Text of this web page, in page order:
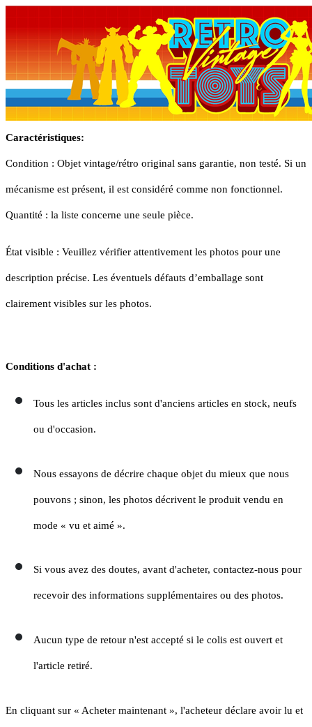
Caractéristiques:
Condition : Objet vintage/rétro original sans garantie, non testé. Si un
mécanisme est présent, il est considéré comme non fonctionnel.
Quantité : la liste concerne une seule pièce.
État visible : Veuillez vérifier attentivement les photos pour une
description précise. Les éventuels défauts d’emballage sont
clairement visibles sur les photos.
Conditions d'achat :
Tous les articles inclus sont d'anciens articles en stock, neufs
ou d'occasion.
Nous essayons de décrire chaque objet du mieux que nous
pouvons ; sinon, les photos décrivent le produit vendu en
mode « vu et aimé ».
Si vous avez des doutes, avant d'acheter, contactez-nous pour
recevoir des informations supplémentaires ou des photos.
Aucun type de retour n'est accepté si le colis est ouvert et
l'article retiré.
En cliquant sur « Acheter maintenant », l'acheteur déclare avoir lu et